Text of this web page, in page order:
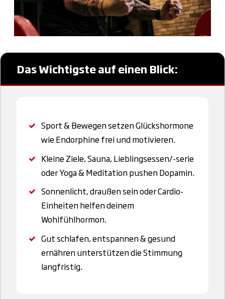
Das Wichtigste auf einen Blick:
Sport & Bewegen setzen Glückshormone
wie Endorphine frei und motivieren.
Kleine Ziele, Sauna, Lieblingsessen/-serie
oder Yoga & Meditation pushen Dopamin.
Sonnenlicht, draußen sein oder Cardio-
Einheiten helfen deinem
Wohlfühlhormon.
Gut schlafen, entspannen & gesund
ernähren unterstützen die Stimmung
langfristig.